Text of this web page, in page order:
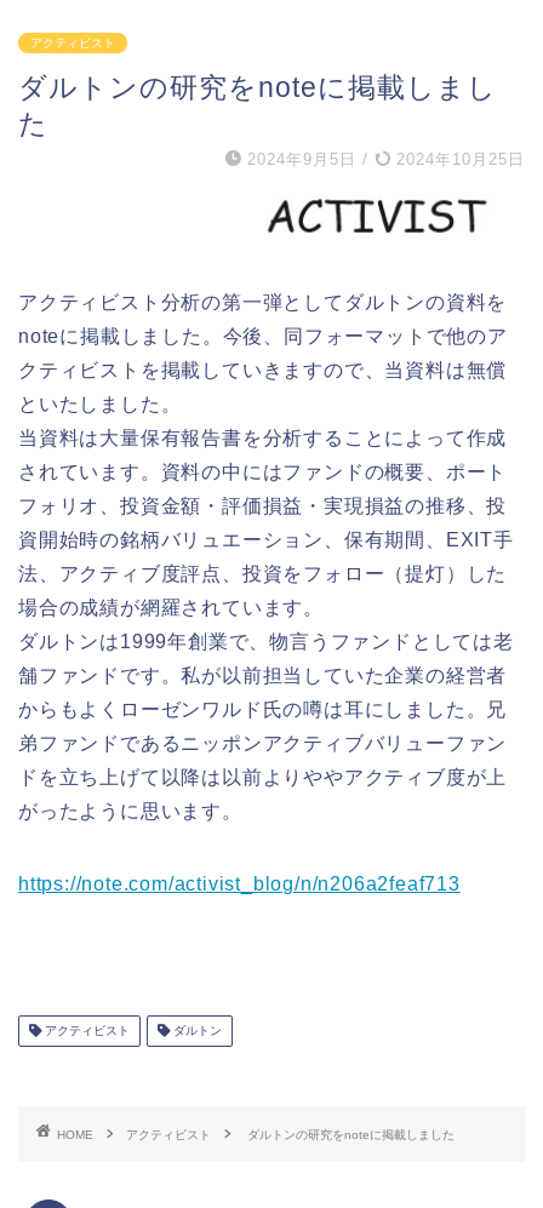
アクティビスト
ダルトンの研究をnoteに掲載しまし
た
2024年9月5日 / 2024年10月25日
アクティビスト分析の第一弾としてダルトンの資料を
noteに掲載しました。今後、同フォーマットで他のア
クティビストを掲載していきますので、当資料は無償
といたしました。
当資料は大量保有報告書を分析することによって作成
されています。資料の中にはファンドの概要、ポート
フォリオ、投資金額・評価損益・実現損益の推移、投
資開始時の銘柄バリュエーション、保有期間、EXIT手
法、アクティブ度評点、投資をフォロー（提灯）した
場合の成績が網羅されています。
ダルトンは1999年創業で、物言うファンドとしては老
舗ファンドです。私が以前担当していた企業の経営者
からもよくローゼンワルド氏の噂は耳にしました。兄
弟ファンドであるニッポンアクティブバリューファン
ドを立ち上げて以降は以前よりややアクティブ度が上
がったように思います。
https://note.com/activist_blog/n/n206a2feaf713
アクティビスト ダルトン
HOME アクティビスト ダルトンの研究をnoteに掲載しました